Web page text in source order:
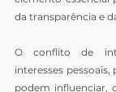
da transparência e
O conflito de
interesses
podem influenciar,